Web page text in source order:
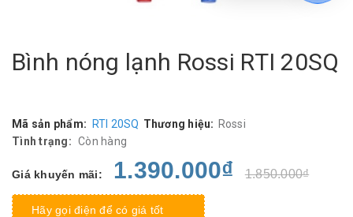
Bình nóng lạnh Rossi RTI 20SQ
Mã sản phẩm: RTI 20SQ Thương hiệu: Rossi
Tình trạng: Còn hàng
Giá khuyến mãi: 1.390.000₫ 1.850.000₫
Hãy gọi điện để có giá tốt